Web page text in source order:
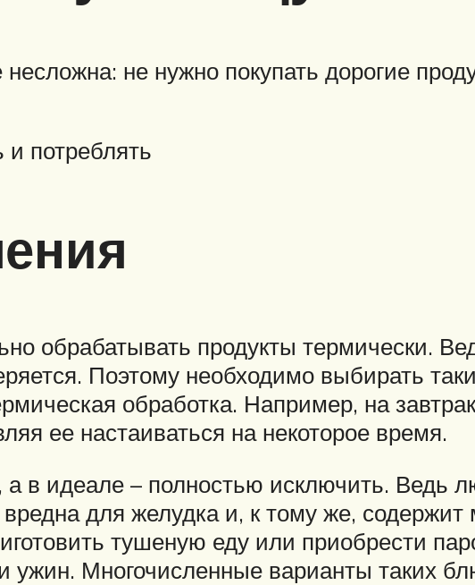
не нужно покупать дорогие
и потреблять
обрабатывать продукты термически.
Поэтому необходимо выбирать
обработка. Например, на
ее настаиваться на некоторое время.
в идеале – полностью исключить. Ведь
для желудка и, к тому же, содержит
тушеную еду или приобрести
Многочисленные варианты таких